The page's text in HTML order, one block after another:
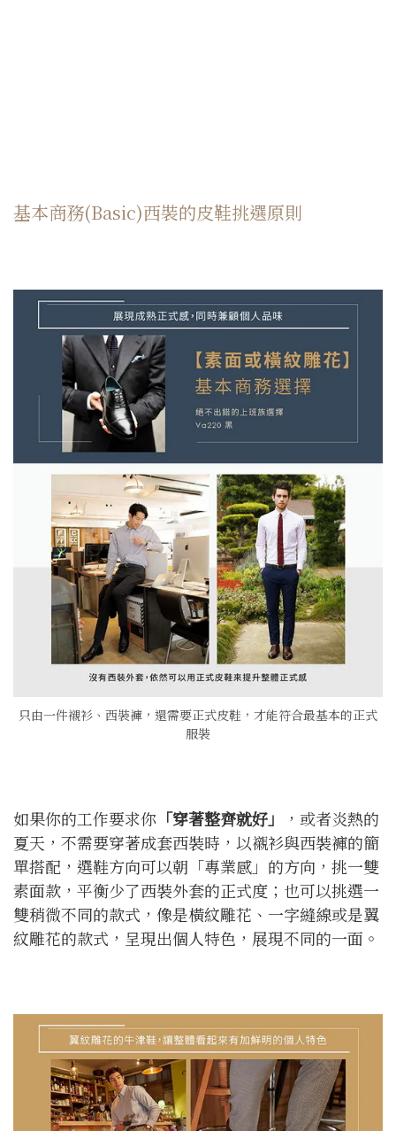
基本商務(Basic)西裝的皮鞋挑選原則
只由一件襯衫、西裝褲，還需要正式皮鞋，才能符合最基本的正式
服裝
如果你的工作要求你 「穿著整齊就好」
，或者炎熱的
夏天，不需要穿著成套西裝時，以襯衫與西裝褲的簡
單搭配，選鞋方向可以朝「專業感」的方向，挑一雙
素面款，平衡少了西裝外套的正式度；也可以挑選一
雙稍微不同的款式，像是橫紋雕花、一字縫線或是翼
紋雕花的款式，呈現出個人特色，展現不同的一面。